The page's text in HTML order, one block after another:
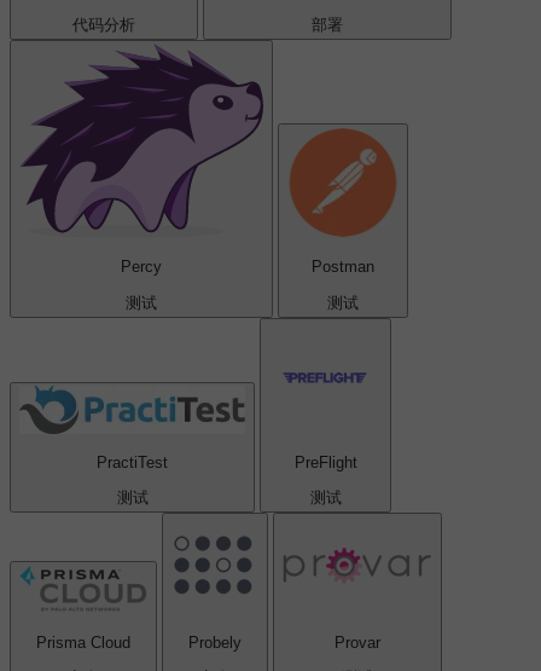
代码分析
部署
Percy
测试
Postman
测试
PractiTest
测试
PreFlight
测试
Prisma Cloud
Probely
Provar